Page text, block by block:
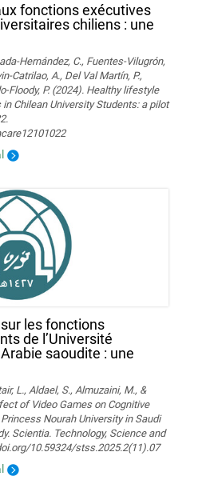
fonctions exécutives
chiliens : une
Hernández, C., Fuentes-Vilugrón,
Catrilao, A., Del Val Martín, P.,
Floody, P. (2024). Healthy lifestyle
Chilean University Students: a pilot
les fonctions
de l’Université
saoudite : une
L., Aldael, S., Almuzaini, M., &
of Video Games on Cognitive
Nourah University in Saudi
Scientia. Technology, Science and
10.59324/stss.2025.2(11).07